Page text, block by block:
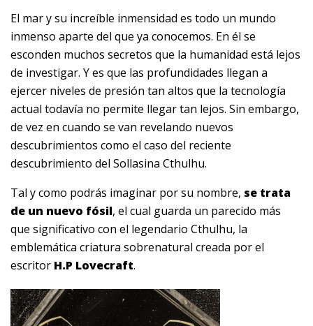
El mar y su increíble inmensidad es todo un mundo
inmenso aparte del que ya conocemos. En él se
esconden muchos secretos que la humanidad está lejos
de investigar. Y es que las profundidades llegan a
ejercer niveles de presión tan altos que la tecnología
actual todavía no permite llegar tan lejos. Sin embargo,
de vez en cuando se van revelando nuevos
descubrimientos como el caso del reciente
descubrimiento del Sollasina Cthulhu.
Tal y como podrás imaginar por su nombre, se trata
de un nuevo fósil, el cual guarda un parecido más
que significativo con el legendario Cthulhu, la
emblemática criatura sobrenatural creada por el
escritor H.P Lovecraft.